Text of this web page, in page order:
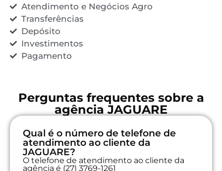
Atendimento e Negócios Agro
Transferências
Depósito
Investimentos
Pagamento
Perguntas frequentes sobre a
agência JAGUARE
Qual é o número de telefone de
atendimento ao cliente da
JAGUARE?
O telefone de atendimento ao cliente da
agência é (27) 3769-1261